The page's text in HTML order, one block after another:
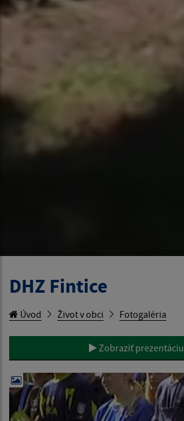
DHZ Fintice
Úvod Život v obci Fotogaléria
Zobraziť prezentáciu